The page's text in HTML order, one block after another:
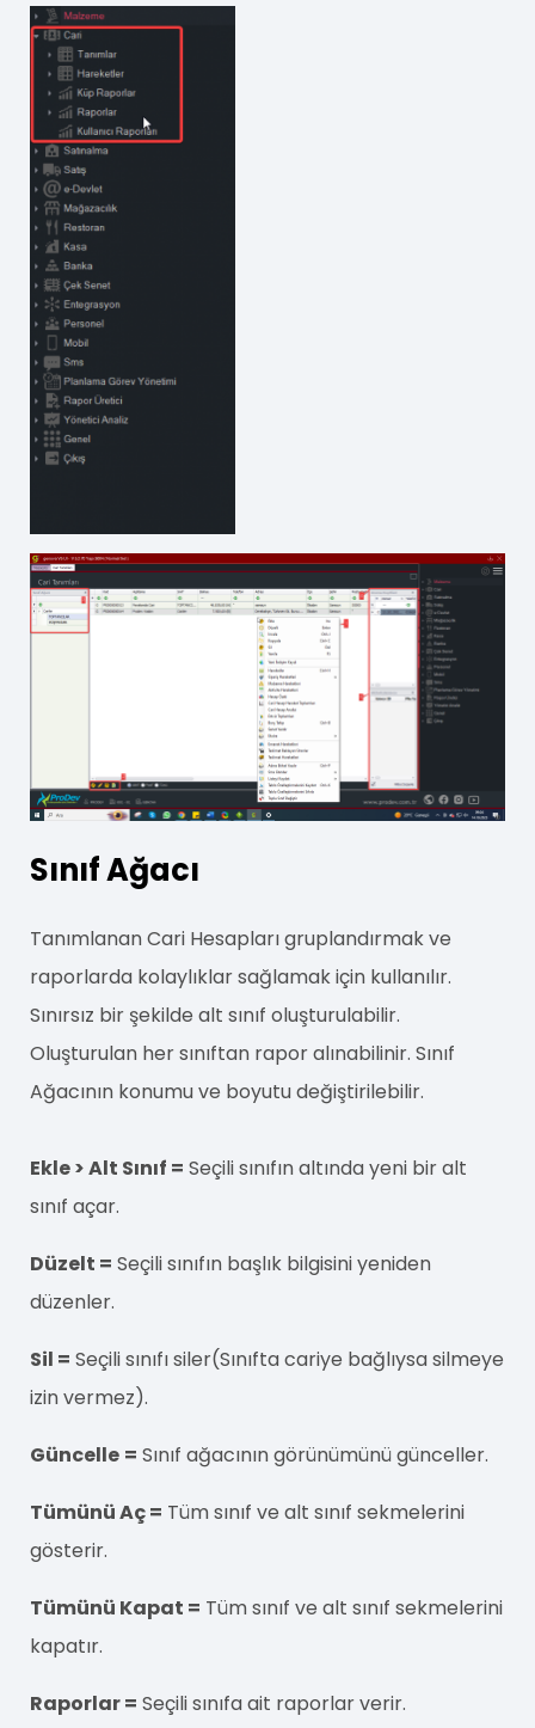
Sınıf Ağacı
Tanımlanan Cari Hesapları gruplandırmak ve
raporlarda kolaylıklar sağlamak için kullanılır.
Sınırsız bir şekilde alt sınıf oluşturulabilir.
Oluşturulan her sınıftan rapor alınabilinir. Sınıf
Ağacının konumu ve boyutu değiştirilebilir.
Ekle > Alt Sınıf = Seçili sınıfın altında yeni bir alt
sınıf açar.
Düzelt = Seçili sınıfın başlık bilgisini yeniden
düzenler.
Sil = Seçili sınıfı siler(Sınıfta cariye bağlıysa silmeye
izin vermez).
Güncelle = Sınıf ağacının görünümünü günceller.
Tümünü Aç = Tüm sınıf ve alt sınıf sekmelerini
gösterir.
Tümünü Kapat = Tüm sınıf ve alt sınıf sekmelerini
kapatır.
Raporlar = Seçili sınıfa ait raporlar verir.